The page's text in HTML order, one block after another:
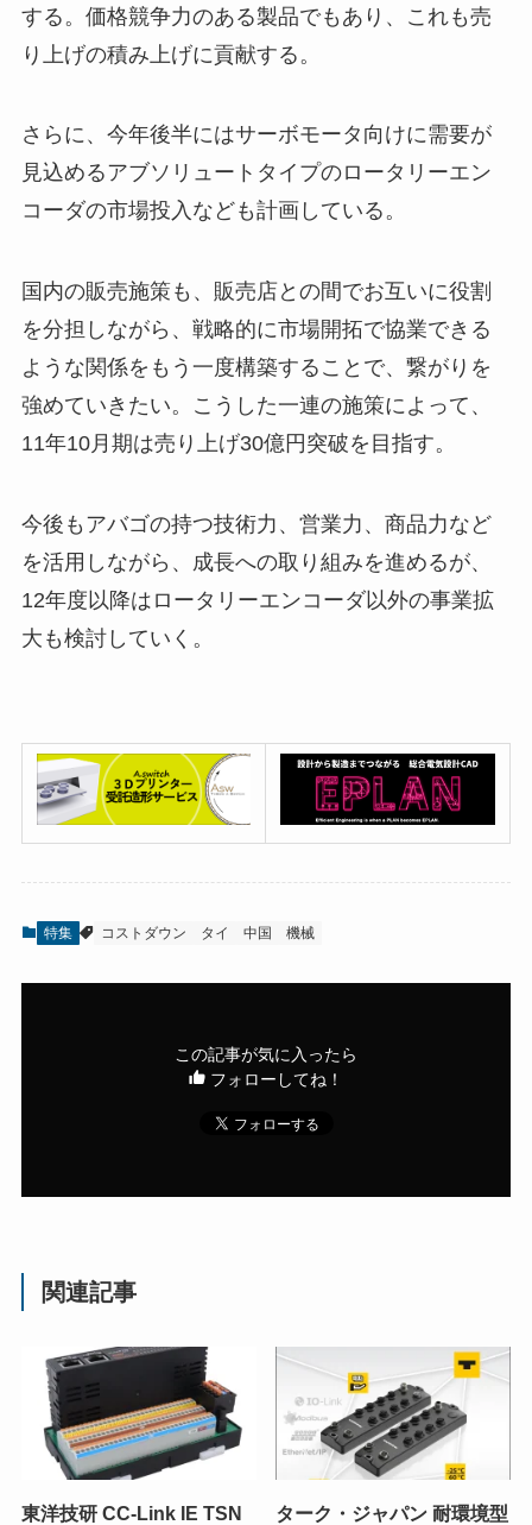
する。価格競争力のある製品でもあり、これも売
り上げの積み上げに貢献する。
さらに、今年後半にはサーボモータ向けに需要が
見込めるアブソリュートタイプのロータリーエン
コーダの市場投入なども計画している。
国内の販売施策も、販売店との間でお互いに役割
を分担しながら、戦略的に市場開拓で協業できる
ような関係をもう一度構築することで、繋がりを
強めていきたい。こうした一連の施策によって、
11年10月期は売り上げ30億円突破を目指す。
今後もアバゴの持つ技術力、営業力、商品力など
を活用しながら、成長への取り組みを進めるが、
12年度以降はロータリーエンコーダ以外の事業拡
大も検討していく。
特集 コストダウン タイ 中国 機械
この記事が気に入ったら
フォローしてね！
関連記事
東洋技研 CC-Link IE TSN
ターク・ジャパン 耐環境型